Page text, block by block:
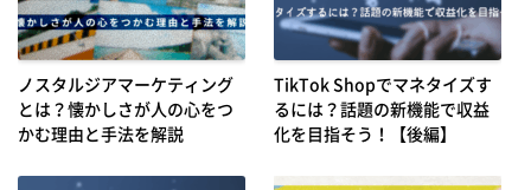
ノスタルジアマーケティング
とは？懐かしさが人の心をつ
かむ理由と手法を解説
TikTok Shopでマネタイズす
るには？話題の新機能で収益
化を目指そう！【後編】